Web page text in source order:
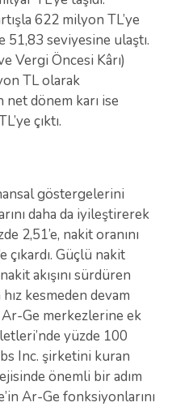
622 milyon TL’ye
51,83 seviyesine ulaştı.
Vergi Öncesi Kârı)
TL olarak
dönem karı ise
çıktı.
göstergelerini
daha da iyileştirerek
2,51’e, nakit oranını
çıkardı. Güçlü nakit
akışını sürdüren
kesmeden devam
Ge merkezlerine ek
yüzde 100
Inc. şirketini kuran
önemli bir adım
Ar-Ge fonksiyonlarını